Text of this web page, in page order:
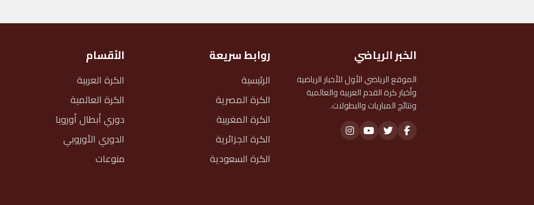
الخبر الرياضي
الموقع الرياضي الأول للأخبار الرياضية
وأخبار كرة القدم العربية والعالمية
ونتائج المباريات والبطولات.
روابط سريعة
الرئيسية
الكرة المصرية
الكرة المغربية
الكرة الجزائرية
الكرة السعودية
الأقسام
الكرة العربية
الكرة العالمية
دوري أبطال أوروبا
الدوري الأوروبي
منوعات